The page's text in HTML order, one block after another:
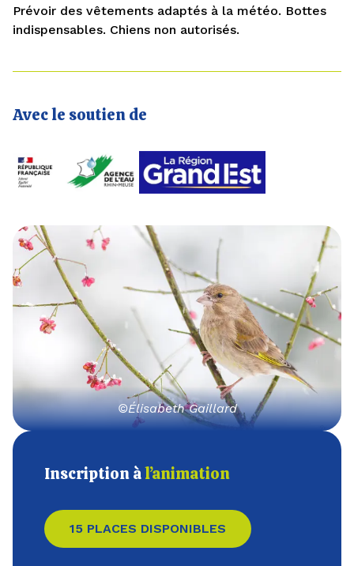
Prévoir des vêtements adaptés à la météo. Bottes
indispensables. Chiens non autorisés.
Avec le soutien de
©Élisabeth Gaillard
Inscription àl’animation
15 PLACES DISPONIBLES